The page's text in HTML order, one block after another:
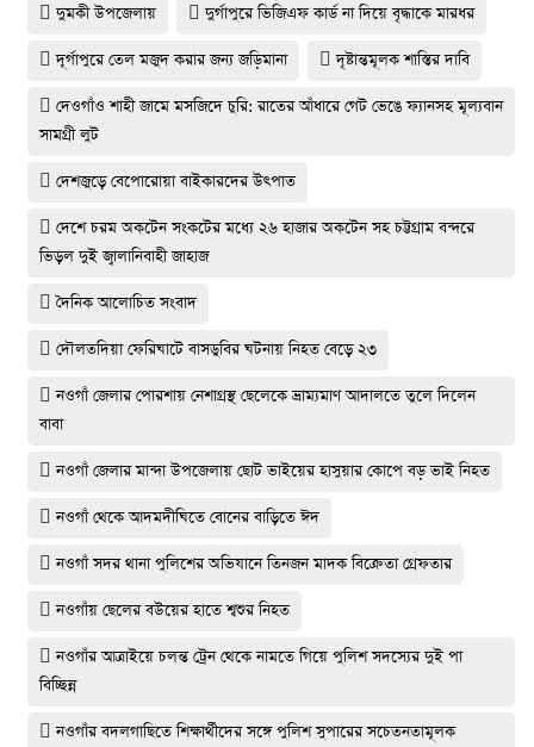
দুমকী উপজেলায় দুর্গাপুরে ভিজিএফ কার্ড না দিয়ে বৃদ্ধাকে মারধর
দূর্গাপুরে তেল মজুদ করার জন্য জড়িমানা দৃষ্টান্তমূলক শাস্তির দাবি
দেওগাঁও শাহী জামে মসজিদে চুরি: রাতের আঁধারে গেট ভেঙে ফ্যানসহ মূল্যবান
সামগ্রী লুট
দেশজুড়ে বেপোরোয়া বাইকারদের উৎপাত
দেশে চরম অকটেন সংকটের মধ্যে ২৬ হাজার অকটেন সহ চট্টগ্রাম বন্দরে
ভিড়ল দুই জ্বালানিবাহী জাহাজ
দৈনিক আলোচিত সংবাদ
দৌলতদিয়া ফেরিঘাটে বাসডুবির ঘটনায় নিহত বেড়ে ২৩
নওগাঁ জেলার পোরশায় নেশাগ্রস্থ ছেলেকে ভ্রাম্যমাণ আদালতে তুলে দিলেন
বাবা
নওগাঁ জেলার মান্দা উপজেলায় ছোট ভাইয়ের হাসুয়ার কোপে বড় ভাই নিহত
নওগাঁ থেকে আদমদীঘিতে বোনের বাড়িতে ঈদ
নওগাঁ সদর থানা পুলিশের অভিযানে তিনজন মাদক বিক্রেতা গ্রেফতার
নওগাঁয় ছেলের বউয়ের হাতে শ্বশুর নিহত
নওগাঁর আত্রাইয়ে চলন্ত ট্রেন থেকে নামতে গিয়ে পুলিশ সদস্যের দুই পা
বিচ্ছিন্ন
নওগাঁর বদলগাছিতে শিক্ষার্থীদের সঙ্গে পুলিশ সুপারের সচেতনতামূলক